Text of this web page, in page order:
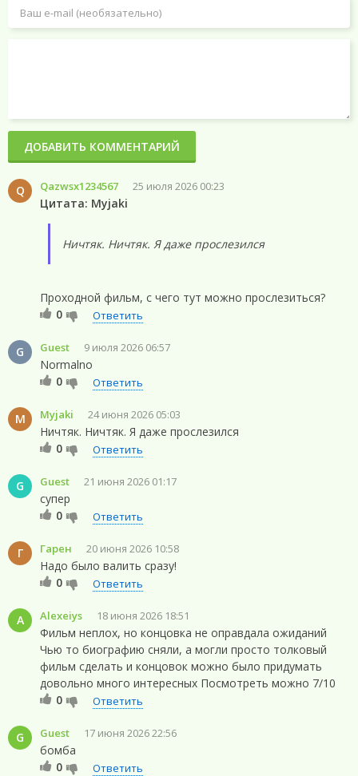
Q Qazwsx1234567 25 июля 2026 00:23
Цитата: Myjaki
Ничтяк. Ничтяк. Я даже прослезился
Проходной фильм, с чего тут можно прослезиться?
0
Ответить
G Guest 9 июля 2026 06:57
Normalno
0
Ответить
M Myjaki 24 июня 2026 05:03
Ничтяк. Ничтяк. Я даже прослезился
0
Ответить
G Guest 21 июня 2026 01:17
супер
0
Ответить
Г Гарен 20 июня 2026 10:58
Надо было валить сразу!
0
Ответить
A Alexeiys 18 июня 2026 18:51
Фильм неплох, но концовка не оправдала ожиданий
Чью то биографию сняли, а могли просто толковый
фильм сделать и концовок можно было придумать
довольно много интересных Посмотреть можно 7/10
0
Ответить
G Guest 17 июня 2026 22:56
бомба
0
Ответить
ДОБАВИТЬ КОММЕНТАРИЙ